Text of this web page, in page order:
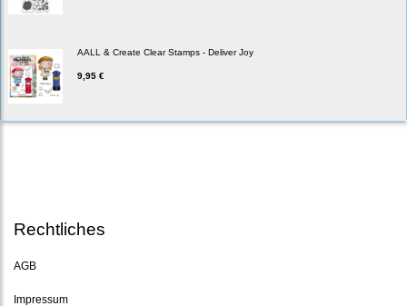
AALL & Create Clear Stamps - Deliver Joy
9,95 €
Rechtliches
AGB
Impressum